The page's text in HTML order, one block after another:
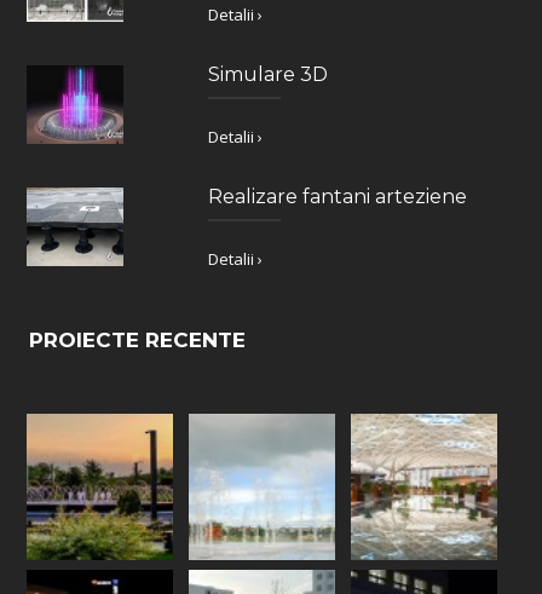
Detalii ›
Simulare 3D
Detalii ›
Realizare fantani arteziene
Detalii ›
PROIECTE RECENTE